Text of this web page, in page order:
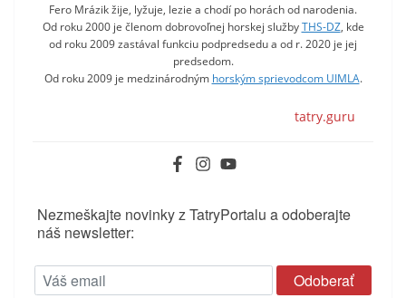
Fero Mrázik žije, lyžuje, lezie a chodí po horách od narodenia.
Od roku 2000 je členom dobrovoľnej horskej službyTHS-DZ, kde
od roku 2009 zastával funkciu podpredsedu a od r. 2020 je jej
predsedom.
Od roku 2009 je medzinárodným horským sprievodcom UIMLA.
tatry.guru
Nezmeškajte novinky z TatryPortalu a odoberajte
náš newsletter: